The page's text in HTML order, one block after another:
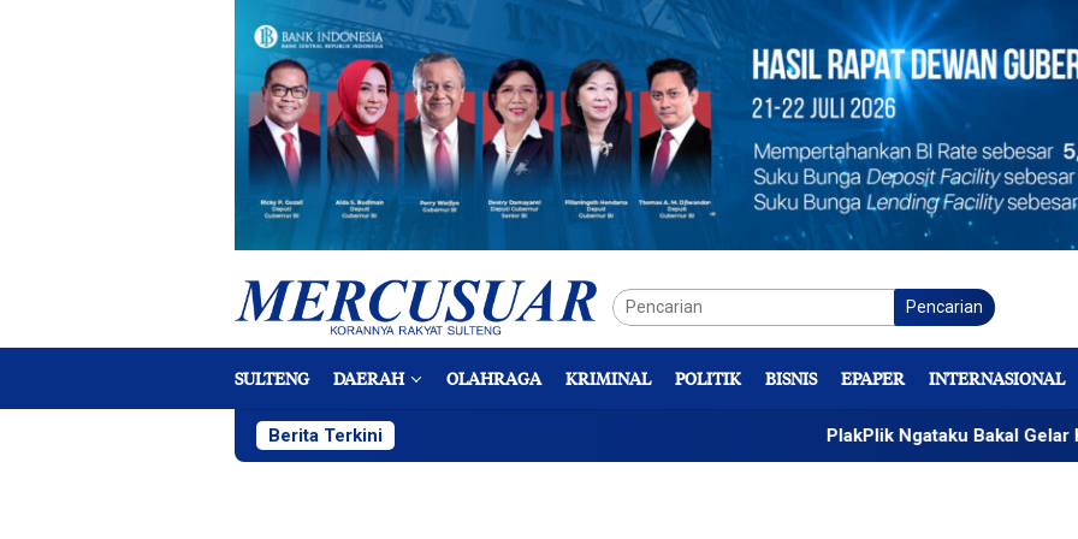
Pencarian
SULTENG DAERAH OLAHRAGA KRIMINAL POLITIK BISNIS EPAPER INTERNASIONAL
Berita Terkini PlakPlik Ngataku Bakal Gelar Kreasi